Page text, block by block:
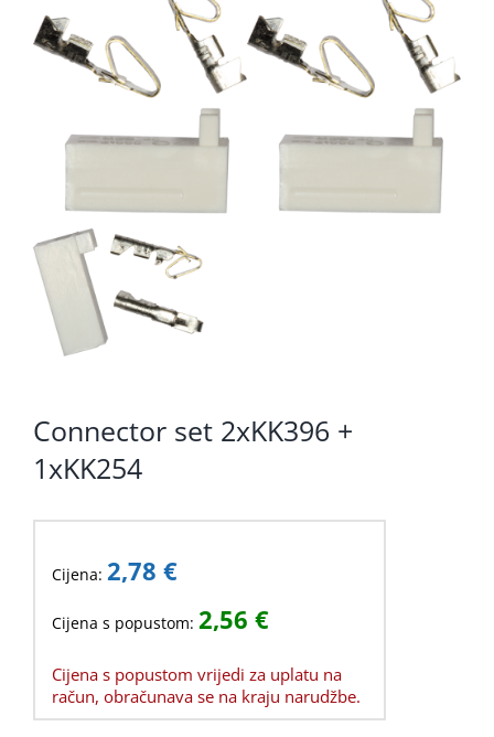
KOMPONENTE
PERIFERIJA
PRINTERI
POTROŠNI
POTROŠAČKA ELEKTRONIKA
Connector set 2xKK396 +
1xKK254
Cijena: 2,78 €
Cijena s popustom: 2,56 €
Cijena s popustom vrijedi za uplatu na
račun, obračunava se na kraju narudžbe.